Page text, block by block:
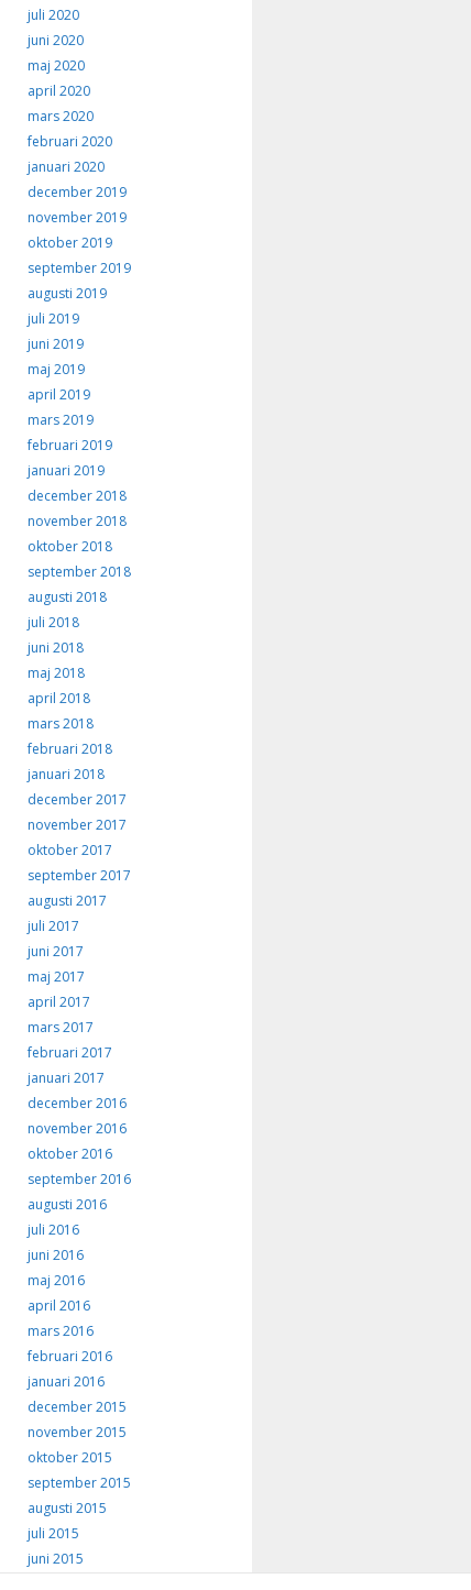
juli 2020
juni 2020
maj 2020
april 2020
mars 2020
februari 2020
januari 2020
december 2019
november 2019
oktober 2019
september 2019
augusti 2019
juli 2019
juni 2019
maj 2019
april 2019
mars 2019
februari 2019
januari 2019
december 2018
november 2018
oktober 2018
september 2018
augusti 2018
juli 2018
juni 2018
maj 2018
april 2018
mars 2018
februari 2018
januari 2018
december 2017
november 2017
oktober 2017
september 2017
augusti 2017
juli 2017
juni 2017
maj 2017
april 2017
mars 2017
februari 2017
januari 2017
december 2016
november 2016
oktober 2016
september 2016
augusti 2016
juli 2016
juni 2016
maj 2016
april 2016
mars 2016
februari 2016
januari 2016
december 2015
november 2015
oktober 2015
september 2015
augusti 2015
juli 2015
juni 2015